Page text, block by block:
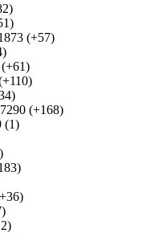
(+57)
(+168)
(1)